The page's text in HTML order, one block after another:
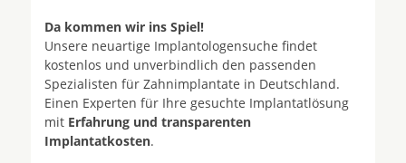
Da kommen wir ins Spiel!
Unsere neuartige Implantologensuche findet
kostenlos und unverbindlich den passenden
Spezialisten für Zahnimplantate in Deutschland.
Einen Experten für Ihre gesuchte Implantatlösung
mit Erfahrung und transparenten
Implantatkosten.